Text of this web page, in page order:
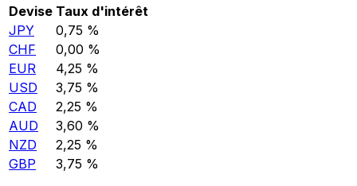
Devise Taux d'intérêt
JPY
0,75 %
CHF
0,00 %
EUR
4,25 %
USD
3,75 %
CAD
2,25 %
AUD
3,60 %
NZD
2,25 %
GBP
3,75 %